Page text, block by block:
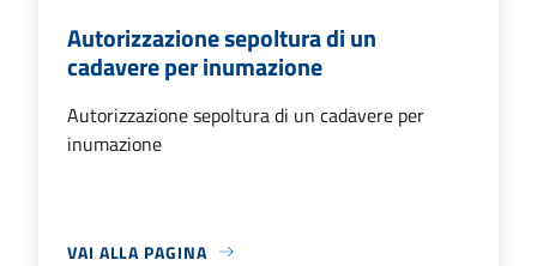
Autorizzazione sepoltura di un
cadavere per inumazione
Autorizzazione sepoltura di un cadavere per
inumazione
VAI ALLA PAGINA